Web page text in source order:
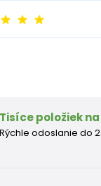
položiek
odoslanie do